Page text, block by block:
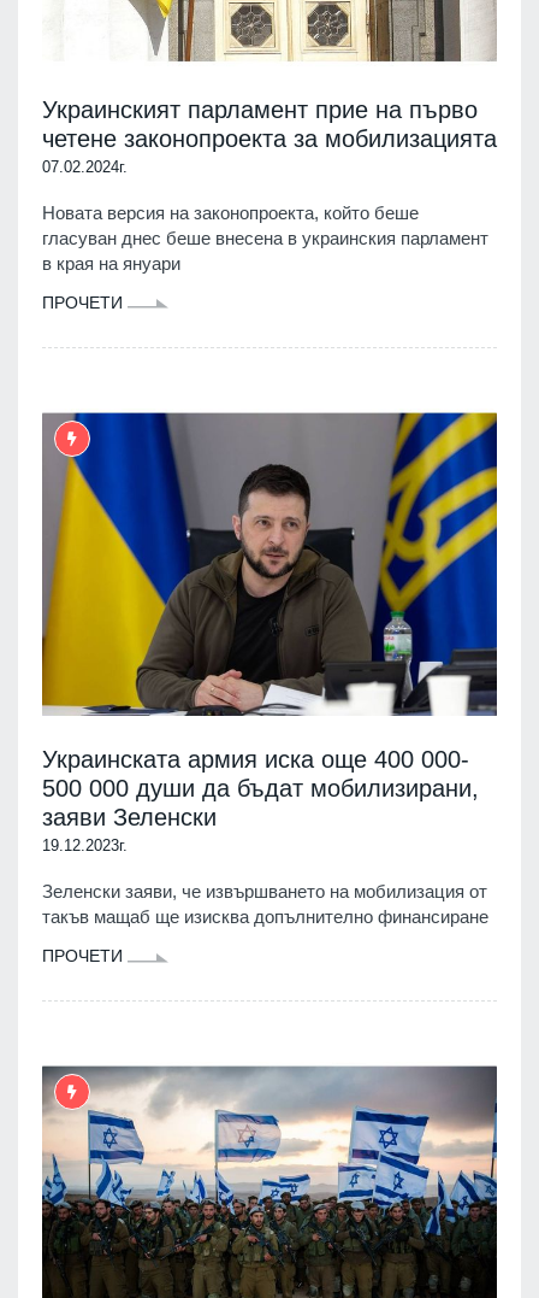
Украинският парламент прие на първо
четене законопроекта за мобилизацията
07.02.2024г.
Новата версия на законопроекта, който беше
гласуван днес беше внесена в украинския парламент
в края на януари
ПРОЧЕТИ
Украинската армия иска още 400 000-
500 000 души да бъдат мобилизирани,
заяви Зеленски
19.12.2023г.
Зеленски заяви, че извършването на мобилизация от
такъв мащаб ще изисква допълнително финансиране
ПРОЧЕТИ